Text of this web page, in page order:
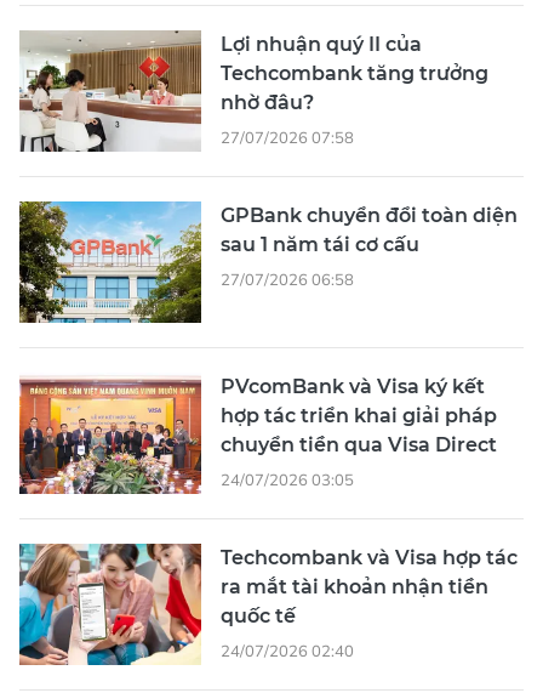
Lợi nhuận quý II của
Techcombank tăng trưởng
nhờ đâu?
27/07/2026 07:58
GPBank chuyển đổi toàn diện
sau 1 năm tái cơ cấu
27/07/2026 06:58
PVcomBank và Visa ký kết
hợp tác triển khai giải pháp
chuyển tiền qua Visa Direct
24/07/2026 03:05
Techcombank và Visa hợp tác
ra mắt tài khoản nhận tiền
quốc tế
24/07/2026 02:40